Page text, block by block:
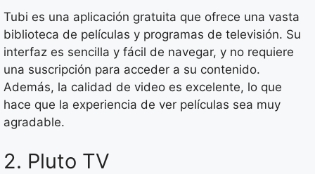
Tubi es una aplicación gratuita que ofrece una vasta
biblioteca de películas y programas de televisión. Su
interfaz es sencilla y fácil de navegar, y no requiere
una suscripción para acceder a su contenido.
Además, la calidad de video es excelente, lo que
hace que la experiencia de ver películas sea muy
agradable.
2. Pluto TV